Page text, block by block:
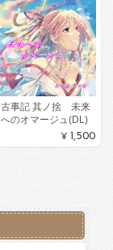
古事記 其ノ捨 未来
へのオマージュ(DL)
¥1,500